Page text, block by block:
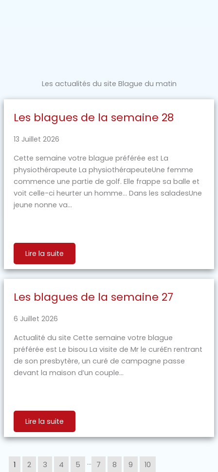
Les actualités du site Blague du matin
Les blagues de la semaine 28
13 Juillet 2026
Cette semaine votre blague préférée est La
physiothérapeute La physiothérapeuteUne femme
commence une partie de golf. Elle frappe sa balle et
voit celle-ci heurter un homme… Dans les saladesUne
jeune nonne va...
Lire la suite
Les blagues de la semaine 27
6 Juillet 2026
Actualité du site Cette semaine votre blague
préférée est Le bisou La visite de Mr le curéEn rentrant
de son presbytère, un curé de campagne passe
devant la maison d’un couple...
Lire la suite
1 2 3 4 5 … 7 8 9
10